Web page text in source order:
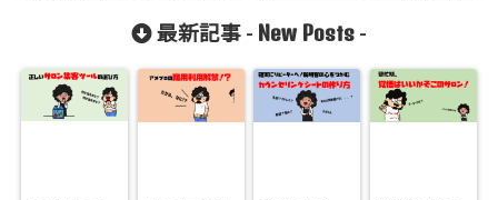
理的に考えよ
う最新記事 - New Posts -